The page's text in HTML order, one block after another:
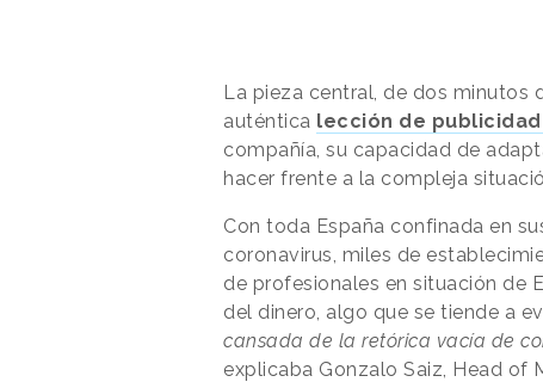
La pieza central, de dos minutos
auténtica lección de publicidad
compañía, su capacidad de
hacer frente a la compleja
Con toda España confinada en
coronavirus, miles de
de profesionales en situación de
del dinero, algo que se tiende a
cansada de la retórica vacía de
explicaba Gonzalo Saiz, Head of